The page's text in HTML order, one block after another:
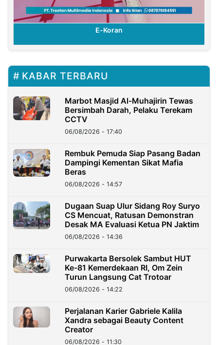
E-Koran
KABAR TERBARU
Marbot Masjid Al-Muhajirin Tewas
Bersimbah Darah, Pelaku Terekam
CCTV
06/08/2026 - 17:40
Rembuk Pemuda Siap Pasang Badan
Dampingi Kementan Sikat Mafia
Beras
06/08/2026 - 14:57
Dugaan Suap Ulur Sidang Roy Suryo
CS Mencuat, Ratusan Demonstran
Desak MA Evaluasi Ketua PN Jaktim
06/08/2026 - 14:36
Purwakarta Bersolek Sambut HUT
Ke-81 Kemerdekaan RI, Om Zein
Turun Langsung Cat Trotoar
06/08/2026 - 14:22
Perjalanan Karier Gabriele Kalila
Xandra sebagai Beauty Content
Creator
06/08/2026 - 11:30